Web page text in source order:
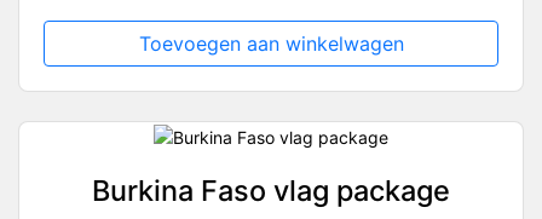
Toevoegen aan winkelwagen
Burkina Faso vlag package